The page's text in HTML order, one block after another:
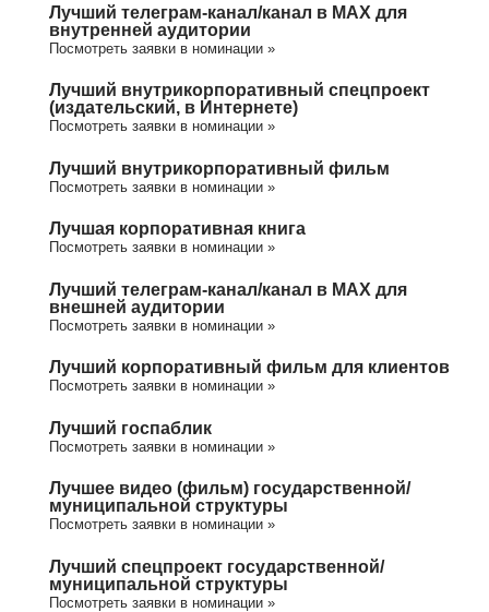
Лучший телеграм-канал/канал в МАХ для
внутренней аудитории
Посмотреть заявки в номинации »
Лучший внутрикорпоративный спецпроект
(издательский, в Интернете)
Посмотреть заявки в номинации »
Лучший внутрикорпоративный фильм
Посмотреть заявки в номинации »
Лучшая корпоративная книга
Посмотреть заявки в номинации »
Лучший телеграм-канал/канал в МАХ для
внешней аудитории
Посмотреть заявки в номинации »
Лучший корпоративный фильм для клиентов
Посмотреть заявки в номинации »
Лучший госпаблик
Посмотреть заявки в номинации »
Лучшее видео (фильм) государственной/
муниципальной структуры
Посмотреть заявки в номинации »
Лучший спецпроект государственной/
муниципальной структуры
Посмотреть заявки в номинации »